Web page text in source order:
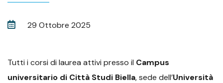
29 Ottobre 2025
Tutti i corsi di laurea attivi presso il Campus
universitario di Città Studi Biella, sede dell’Università